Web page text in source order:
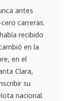
antes
carreras.
recibido
en la
en el
Clara,
su
nacional.